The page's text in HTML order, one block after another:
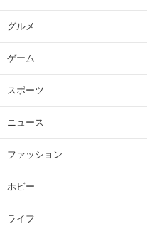
グルメ
ゲーム
スポーツ
ニュース
ファッション
ホビー
ライフ